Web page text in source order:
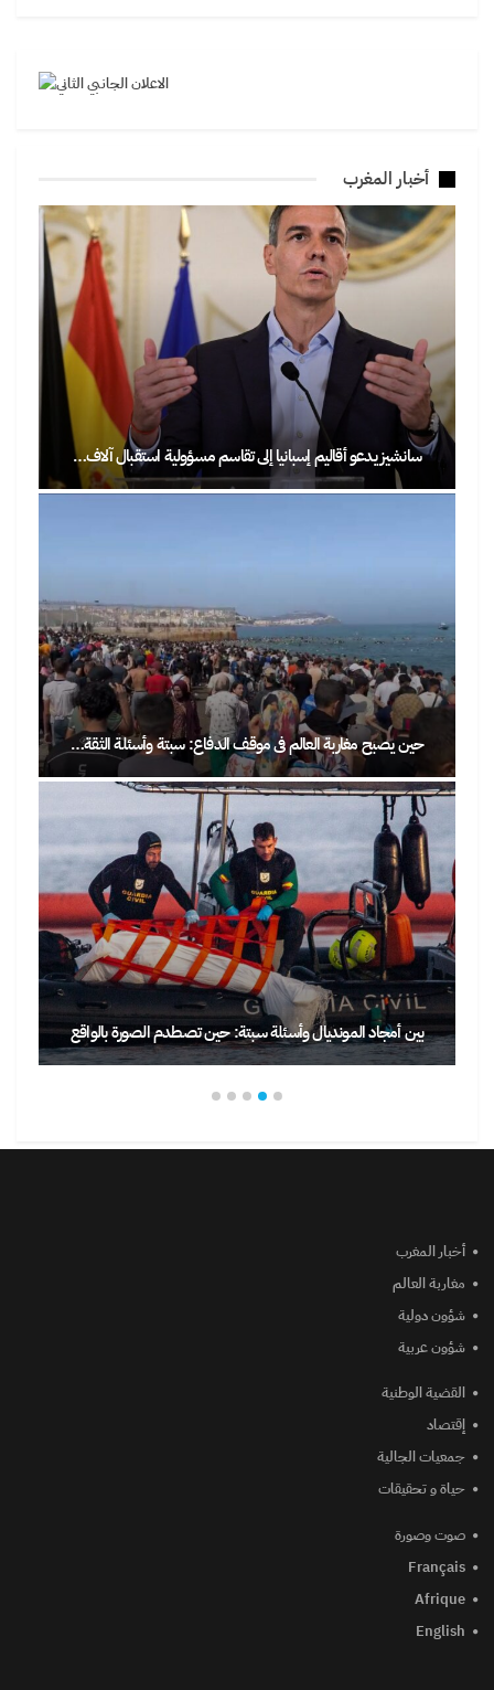
أخبار المغرب
سانشيز يدعو أقاليم إسبانيا إلى تقاسم مسؤولية استقبال آلاف…
حين يصبح مغاربة العالم في موقف الدفاع: سبتة وأسئلة الثقة…
بين أمجاد المونديال وأسئلة سبتة: حين تصطدم الصورة بالواقع
أخبار المغرب
مغاربة العالم
شؤون دولية
شؤون عربية
القضية الوطنية
إقتصاد
جمعيات الجالية
حياة و تحقيقات
صوت وصورة
Français
Afrique
English